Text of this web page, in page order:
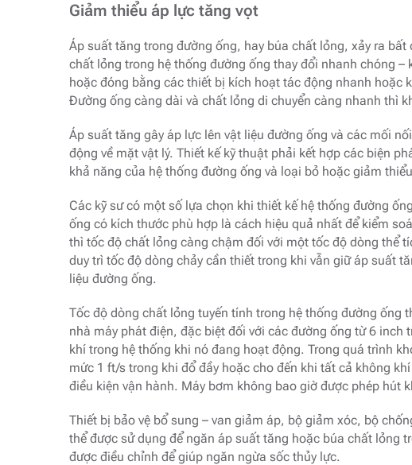
Giảm thiểu áp lực tăng vọt
Áp suất tăng trong đường ống, hay búa chất lỏng, xảy ra
chất lỏng trong hệ thống đường ống thay đổi nhanh chóng
hoặc đóng bằng các thiết bị kích hoạt tác động nhanh hoặc
Đường ống càng dài và chất lỏng di chuyển càng nhanh thì
Áp suất tăng gây áp lực lên vật liệu đường ống và các mối
động về mặt vật lý. Thiết kế kỹ thuật phải kết hợp các biện
khả năng của hệ thống đường ống và loại bỏ hoặc giảm
Các kỹ sư có một số lựa chọn khi thiết kế hệ thống đường
ống có kích thước phù hợp là cách hiệu quả nhất để kiểm
thì tốc độ chất lỏng càng chậm đối với một tốc độ dòng thể
duy trì tốc độ dòng chảy cần thiết trong khi vẫn giữ áp suất
liệu đường ống.
Tốc độ dòng chất lỏng tuyến tính trong hệ thống đường ống
nhà máy phát điện, đặc biệt đối với các đường ống từ 6 inch
khí trong hệ thống khi nó đang hoạt động. Trong quá trình
mức 1 ft/s trong khi đổ đầy hoặc cho đến khi tất cả không
điều kiện vận hành. Máy bơm không bao giờ được phép hút
Thiết bị bảo vệ bổ sung – van giảm áp, bộ giảm xóc, bộ
thể được sử dụng để ngăn áp suất tăng hoặc búa chất lỏng
được điều chỉnh để giúp ngăn ngừa sốc thủy lực.